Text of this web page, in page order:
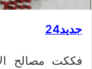
جديد24
فككت مصالح